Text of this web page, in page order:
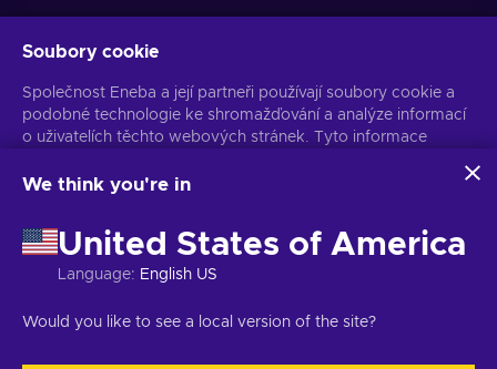
Získejte personalizované nabídky her
Předplatit
Z odběru se můžete kdykoli odhlásit. Více informací naleznete v
Copyright © 2026 Eneba. Všechna práva vyhrazena. JSC „Helis play“,
Soubory cookie
Společnost Eneba a její partneři používají soubory cookie a
podobné technologie ke shromažďování a analýze informací
o uživatelích těchto webových stránek. Tyto informace
stránkách. Vaše osobní údaje mohou být také použity k
Kliknutím na tlačítko „Přijmout vše“ souhlasíte s používáním
těchto technologií společností Eneba a jejími partnery. Svůj
souhlas můžete upravit kliknutím na tlačítko „Přizpůsobit“.
naleznete na Bezpečnost a ochrana osobních údajů firem
We think you're in
United States of America
Language: English US
Would you like to see a local version of the site?